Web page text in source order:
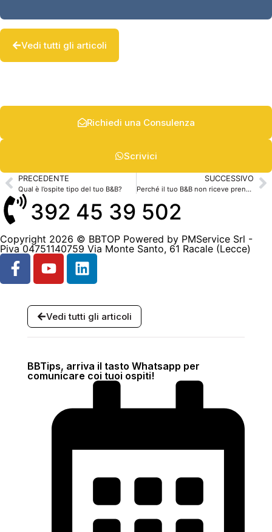
Vedi tutti gli articoli
Richiedi una Consulenza
Scrivici
PRECEDENTE
Qual è l’ospite tipo del tuo B&B?
SUCCESSIVO
Perché il tuo B&B non riceve prenotazioni?
392 45 39 502
Copyright 2026 © BBTOP Powered by PMService Srl -
Piva 04751140759 Via Monte Santo, 61 Racale (Lecce)
Vedi tutti gli articoli
BBTips, arriva il tasto Whatsapp per
comunicare coi tuoi ospiti!